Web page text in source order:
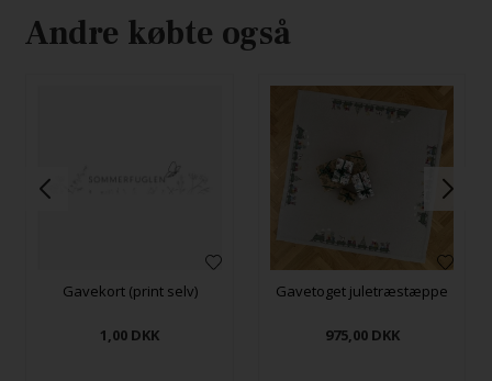
Andre købte også
Gavekort (print selv)
1,00 DKK
Gavetoget juletræstæppe
975,00 DKK